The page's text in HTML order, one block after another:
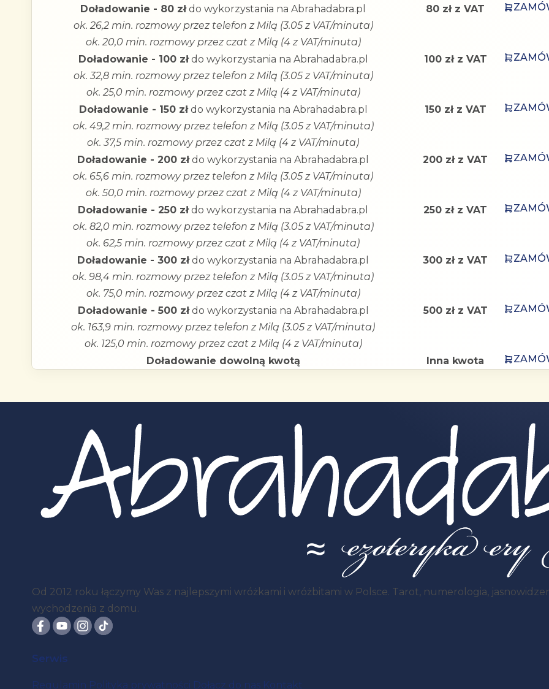
Doładowanie - 80 złdo wykorzystania na Abrahadabra.pl
ok. 26,2 min. rozmowy przez telefon z Milą (3.05 z VAT/minuta)
ok. 20,0 min. rozmowy przez czat z Milą (4 z VAT/minuta)
80 zł z VAT
Doładowanie - 100 złdo wykorzystania na Abrahadabra.pl
ok. 32,8 min. rozmowy przez telefon z Milą (3.05 z VAT/minuta)
ok. 25,0 min. rozmowy przez czat z Milą (4 z VAT/minuta)
100 zł z VAT
Doładowanie - 150 złdo wykorzystania na Abrahadabra.pl
ok. 49,2 min. rozmowy przez telefon z Milą (3.05 z VAT/minuta)
ok. 37,5 min. rozmowy przez czat z Milą (4 z VAT/minuta)
150 zł z VAT
Doładowanie - 200 złdo wykorzystania na Abrahadabra.pl
ok. 65,6 min. rozmowy przez telefon z Milą (3.05 z VAT/minuta)
ok. 50,0 min. rozmowy przez czat z Milą (4 z VAT/minuta)
200 zł z VAT
Doładowanie - 250 złdo wykorzystania na Abrahadabra.pl
ok. 82,0 min. rozmowy przez telefon z Milą (3.05 z VAT/minuta)
ok. 62,5 min. rozmowy przez czat z Milą (4 z VAT/minuta)
250 zł z VAT
Doładowanie - 300 złdo wykorzystania na Abrahadabra.pl
ok. 98,4 min. rozmowy przez telefon z Milą (3.05 z VAT/minuta)
ok. 75,0 min. rozmowy przez czat z Milą (4 z VAT/minuta)
300 zł z VAT
Doładowanie - 500 złdo wykorzystania na Abrahadabra.pl
ok. 163,9 min. rozmowy przez telefon z Milą (3.05 z VAT/minuta)
ok. 125,0 min. rozmowy przez czat z Milą (4 z VAT/minuta)
500 zł z VAT
Doładowanie dowolną kwotą Inna kwota
Od 2012 roku łączymy Was z najlepszymi wróżkami i wróżbitami w Polsce. Tarot, numerologia,
wychodzenia z domu.
Serwis
Regulamin Polityka prywatności Dołącz do nas Kontakt